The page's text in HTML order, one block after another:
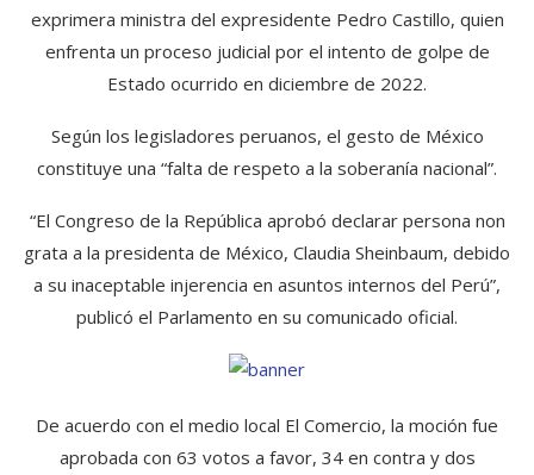
exprimera ministra del expresidente Pedro Castillo, quien
enfrenta un proceso judicial por el intento de golpe de
Estado ocurrido en diciembre de 2022.
Según los legisladores peruanos, el gesto de México
constituye una “falta de respeto a la soberanía nacional”.
“El Congreso de la República aprobó declarar persona non
grata a la presidenta de México, Claudia Sheinbaum, debido
a su inaceptable injerencia en asuntos internos del Perú”,
publicó el Parlamento en su comunicado oficial.
De acuerdo con el medio local El Comercio, la moción fue
aprobada con 63 votos a favor, 34 en contra y dos